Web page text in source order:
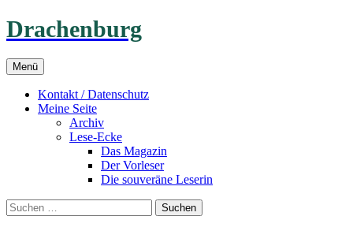
Drachenburg
Menü Zum
Inhalt
springen
Kontakt / Datenschutz
Meine Seite
Archiv
Lese-Ecke
Das Magazin
Der Vorleser
Die souveräne Leserin
Suchen
nach: